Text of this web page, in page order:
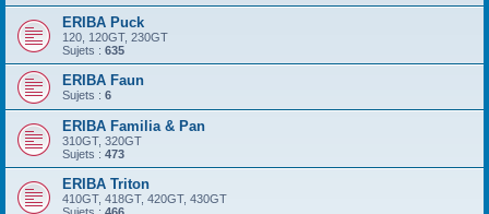
ERIBA Puck
120, 120GT, 230GT
Sujets : 635
ERIBA Faun
Sujets : 6
ERIBA Familia & Pan
310GT, 320GT
Sujets : 473
ERIBA Triton
410GT, 418GT, 420GT, 430GT